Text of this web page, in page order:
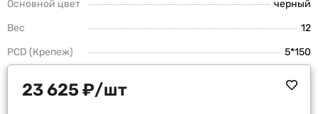
Основной цвет
черный
Вес
12
PCD (Крепеж)
5*150
23 625₽/шт